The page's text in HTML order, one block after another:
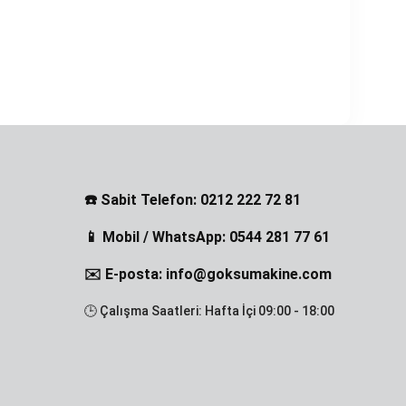
☎️ Sabit Telefon: 0212 222 72 81
📱 Mobil / WhatsApp: 0544 281 77 61
✉️ E-posta: info@goksumakine.com
🕒 Çalışma Saatleri: Hafta İçi 09:00 - 18:00